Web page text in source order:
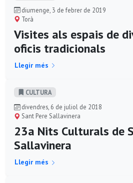
diumenge, 3 de febrer de 2019
Torà
Visites als espais de
oficis tradicionals
Llegir més
CULTURA
divendres, 6 de juliol de 2018
Sant Pere Sallavinera
23a Nits Culturals de
Sallavinera
Llegir més